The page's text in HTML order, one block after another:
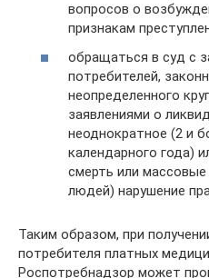
вопросов о
признакам
обращаться в суд с
потребителей,
неопределенного
заявлениями о
неоднократное (2 и
календарного года)
смерть или массовые
людей) нарушение
Таким образом, при
потребителя платных
Роспотребнадзор может